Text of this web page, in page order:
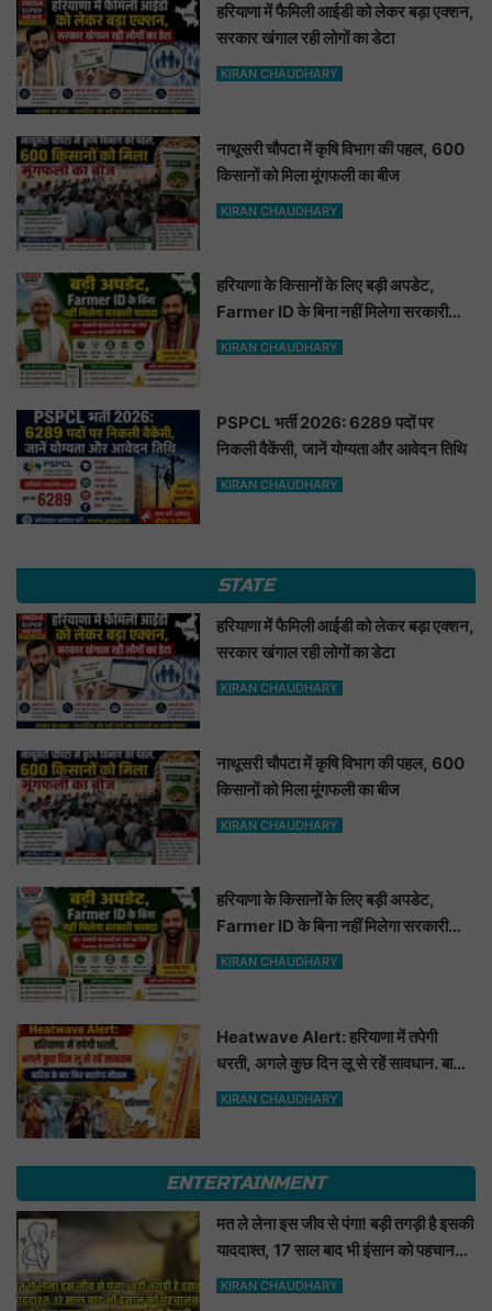
हरियाणा में फैमिली आईडी को लेकर बड़ा एक्शन,
सरकार खंगाल रही लोगों का डेटा
KIRAN CHAUDHARY
नाथूसरी चौपटा में कृषि विभाग की पहल, 600
किसानों को मिला मूंगफली का बीज
KIRAN CHAUDHARY
हरियाणा के किसानों के लिए बड़ी अपडेट,
Farmer ID के बिना नहीं मिलेगा सरकारी
फायदा
KIRAN CHAUDHARY
PSPCL भर्ती 2026: 6289 पदों पर
निकली वैकेंसी, जानें योग्यता और आवेदन तिथि
KIRAN CHAUDHARY
STATE
हरियाणा में फैमिली आईडी को लेकर बड़ा एक्शन,
सरकार खंगाल रही लोगों का डेटा
KIRAN CHAUDHARY
नाथूसरी चौपटा में कृषि विभाग की पहल, 600
किसानों को मिला मूंगफली का बीज
KIRAN CHAUDHARY
हरियाणा के किसानों के लिए बड़ी अपडेट,
Farmer ID के बिना नहीं मिलेगा सरकारी
फायदा
KIRAN CHAUDHARY
Heatwave Alert: हरियाणा में तपेगी
धरती, अगले कुछ दिन लू से रहें सावधान. बारिश
के बाद फिर बदलेगा मौसम
KIRAN CHAUDHARY
ENTERTAINMENT
मत ले लेना इस जीव से पंगा! बड़ी तगड़ी है इसकी
याददाश्त, 17 साल बाद भी इंसान को पहचानकर
ले लेगा बदला, नाम सुनकर होगी हैरानी...
KIRAN CHAUDHARY